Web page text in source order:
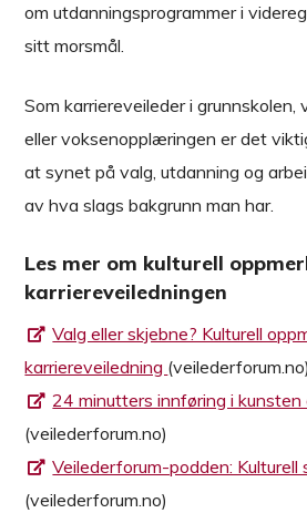
om utdanningsprogrammer i
sitt morsmål.
Som karriereveileder i grunnskolen,
eller voksenopplæringen er det
at synet på valg, utdanning og
av hva slags bakgrunn man har.
Les mer om kulturell
karriereveiledningen
Valg eller skjebne? Kulturell
karriereveiledning (veilederforum.no)
24 minutters innføring i kunsten
(veilederforum.no)
Veilederforum-podden:
(veilederforum.no)